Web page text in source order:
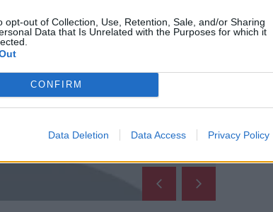
opt-out of Collection, Use, Retention, Sale, and/or Sharing
Data that Is Unrelated with the Purposes for which it
CONFIRM
Data Deletion Data Access Privacy Policy